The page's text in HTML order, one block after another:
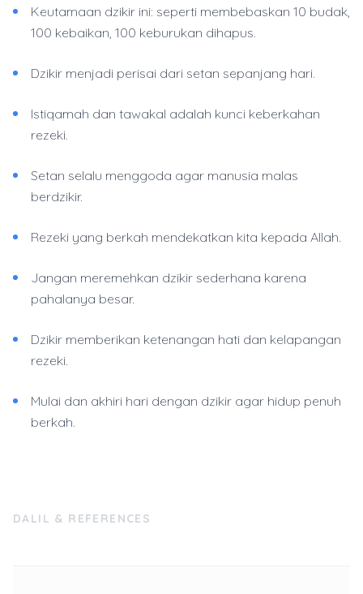
Keutamaan dzikir ini: seperti membebaskan 10 budak,
100 kebaikan, 100 keburukan dihapus.
Dzikir menjadi perisai dari setan sepanjang hari.
Istiqamah dan tawakal adalah kunci keberkahan
rezeki.
Setan selalu menggoda agar manusia malas
berdzikir.
Rezeki yang berkah mendekatkan kita kepada Allah.
Jangan meremehkan dzikir sederhana karena
pahalanya besar.
Dzikir memberikan ketenangan hati dan kelapangan
rezeki.
Mulai dan akhiri hari dengan dzikir agar hidup penuh
berkah.
DALIL & REFERENCES